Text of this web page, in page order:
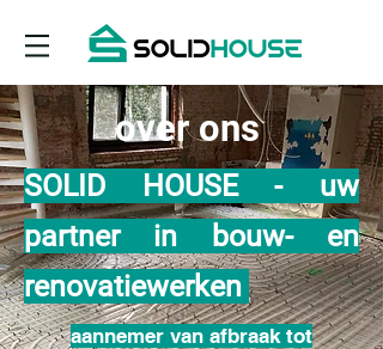
over ons
SOLID HOUSE - uw
partner in bouw- en
renovatiewerken
aannemer van afbraak tot